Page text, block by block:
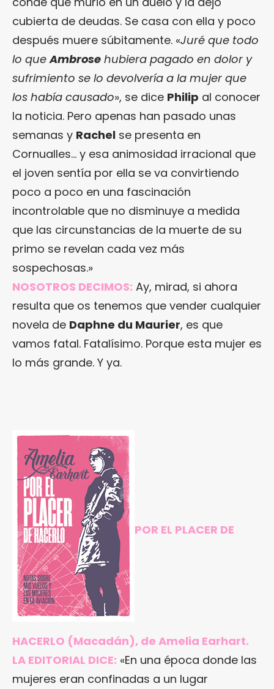
cubierta de deudas. Se casa con ella y poco
después muere súbitamente. «Juré que todo
lo queAmbrose hubiera pagado en dolor y
sufrimiento se lo devolvería a la mujer que
los había causado», se dice Philip al conocer
la noticia. Pero apenas han pasado unas
semanas y Rachel se presenta en
Cornualles… y esa animosidad irracional que
el joven sentía por ella se va convirtiendo
poco a poco en una fascinación
incontrolable que no disminuye a medida
que las circunstancias de la muerte de su
primo se revelan cada vez más
sospechosas.»
NOSOTROS DECIMOS: Ay, mirad, si ahora
resulta que os tenemos que vender cualquier
novela de Daphne du Maurier, es que
vamos fatal. Fatalísimo. Porque esta mujer es
lo más grande. Y ya.
POR EL PLACER DE
HACERLO (Macadán), de Amelia Earhart.
LA EDITORIAL DICE: «En una época donde las
mujeres eran confinadas a un lugar